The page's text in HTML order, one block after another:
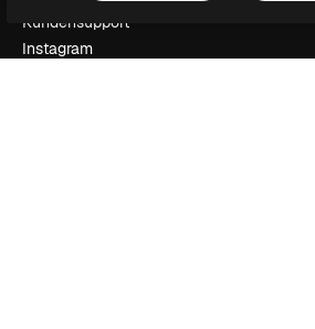
Kundensupport
Instagram